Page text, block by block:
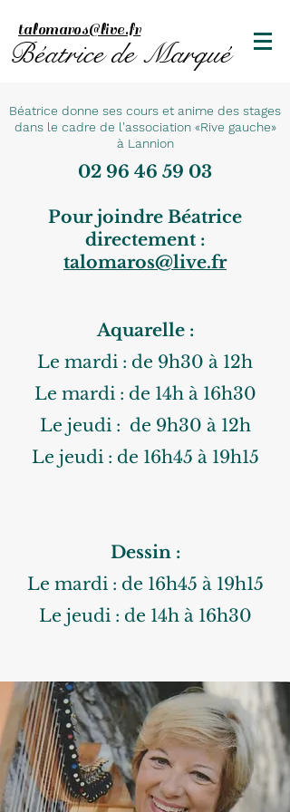
Béatrice de Marqué
talomaros@live.fr
Béatrice donne ses cours et anime des stages
dans le cadre de l'association «Rive gauche»
à Lannion
02 96 46 59 03
Pour joindre Béatrice
directement :
talomaros@live.fr
Aquarelle :
Le mardi : de 9h30 à 12h
Le mardi : de 14h à 16h30
Le jeudi : de 9h30 à 12h
Le jeudi : de 16h45 à 19h15
Dessin :
Le mardi : de 16h45 à 19h15
Le jeudi : de 14h à 16h30